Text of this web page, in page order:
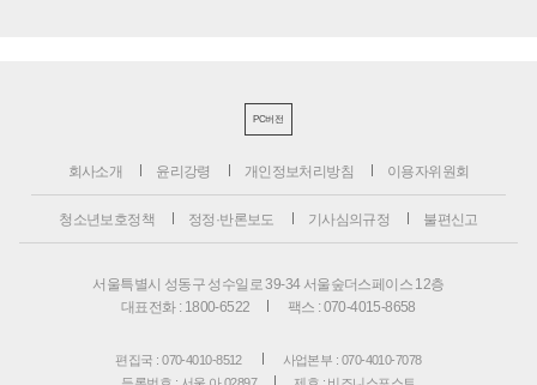
PC버전
회사소개 윤리강령 개인정보처리방침 이용자위원회
청소년보호정책 정정·반론보도 기사심의규정 불편신고
서울특별시 성동구 성수일로 39-34 서울숲더스페이스 12층
대표전화 : 1800-6522
팩스 : 070-4015-8658
편집국 : 070-4010-8512
사업본부 : 070-4010-7078